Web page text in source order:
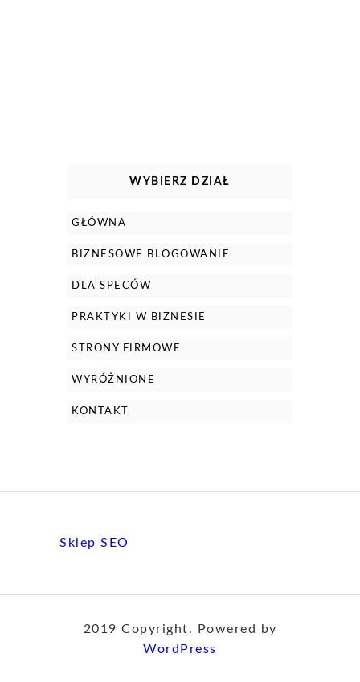
WYBIERZ DZIAŁ
GŁÓWNA
BIZNESOWE BLOGOWANIE
DLA SPECÓW
PRAKTYKI W BIZNESIE
STRONY FIRMOWE
WYRÓŻNIONE
KONTAKT
Sklep SEO
2019 Copyright. Powered by
WordPress